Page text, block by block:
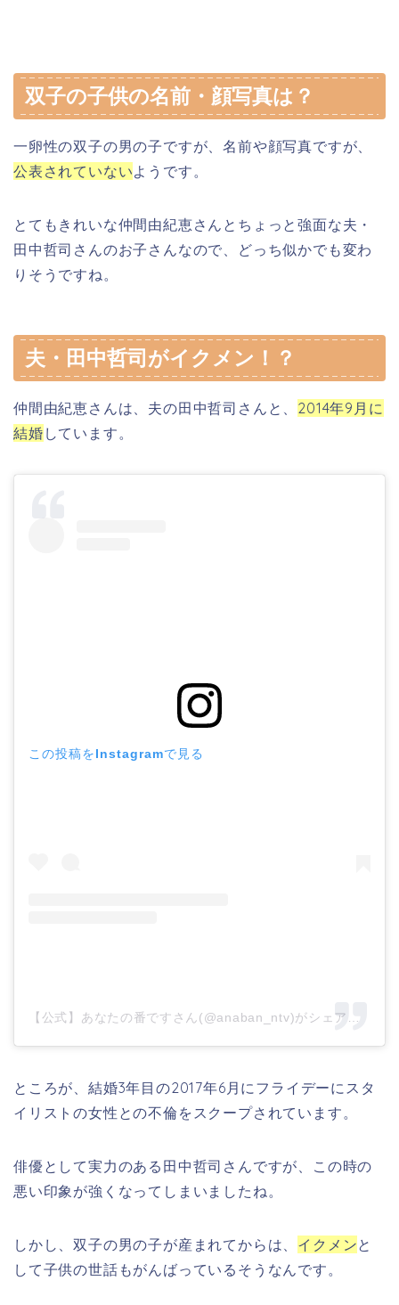
双子の子供の名前・顔写真は？
一卵性の双子の男の子ですが、名前や顔写真ですが、
公表されていないようです。
とてもきれいな仲間由紀恵さんとちょっと強面な夫・
田中哲司さんのお子さんなので、どっち似かでも変わ
りそうですね。
夫・田中哲司がイクメン！？
仲間由紀恵さんは、夫の田中哲司さんと、 2014年9月に
結婚 しています。
この投稿をInstagramで見る
ところが、結婚3年目の2017年6月にフライデーにスタ
イリストの女性との不倫をスクープされています。
俳優として実力のある田中哲司さんですが、この時の
悪い印象が強くなってしまいましたね。
しかし、双子の男の子が産まれてからは、 イクメンと
して子供の世話もがんばっているそうなんです。